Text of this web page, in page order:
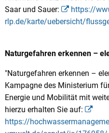
Saar und Sauer:
https://
rlp.de/karte/uebersicht/
Naturgefahren erkennen –
"Naturgefahren erkennen –
Kampagne des Ministerium
Energie und Mobilität mit
hierzu erhalten Sie auf:
https://